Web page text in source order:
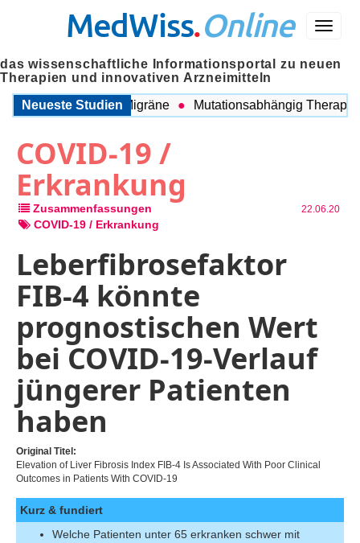
Menü
MedWiss.Online
das wissenschaftliche Informationsportal zu neuen
Therapien und innovativen Arzneimitteln
Neueste Studien
COPD und Migräne Mutationsabhängig Therapie
COVID-19 /
Erkrankung
Zusammenfassungen 22.06.20
COVID-19 / Erkrankung
Leberfibrosefaktor
FIB-4 könnte
prognostischen Wert
bei COVID-19-Verlauf
jüngerer Patienten
haben
Original Titel:
Elevation of Liver Fibrosis Index FIB-4 Is Associated With Poor Clinical
Outcomes in Patients With COVID-19
Kurz & fundiert
Welche Patienten unter 65 erkranken schwer mit